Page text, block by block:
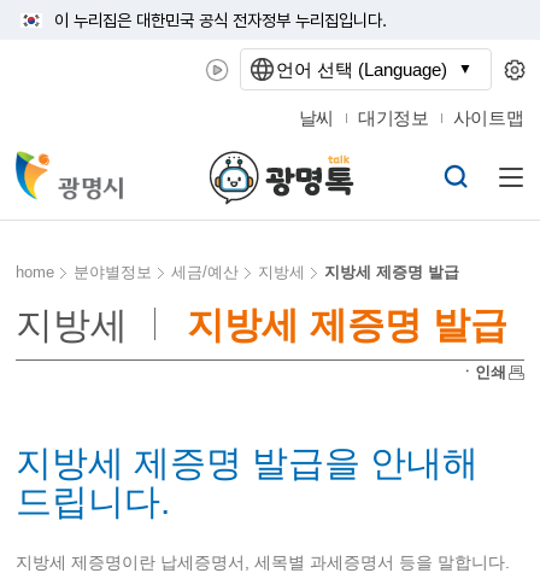
이 누리집은 대한민국 공식 전자정부 누리집입니다.
날씨 대기정보 사이트맵
home 분야별정보 세금/예산 지방세 지방세 제증명 발급
지방세 지방세 제증명 발급
ㆍ인쇄
지방세 제증명 발급을 안내해
드립니다.
지방세 제증명이란 납세증명서, 세목별 과세증명서 등을 말합니다.
언어 선택 (Language)